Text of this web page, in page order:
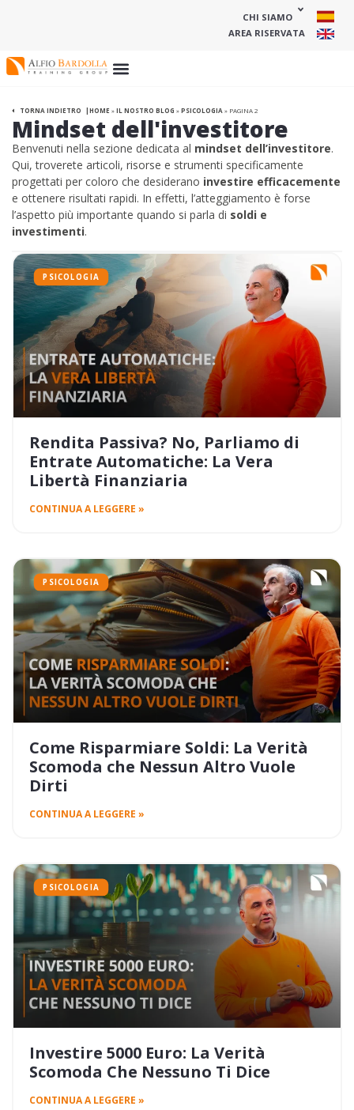
CHI SIAMO
AREA RISERVATA
TORNA INDIETRO HOME »IL NOSTRO BLOG »PSICOLOGIA » PAGINA 2
Mindset dell'investitore
Benvenuti nella sezione dedicata al mindset dell’investitore.
Qui, troverete articoli, risorse e strumenti specificamente
progettati per coloro che desiderano investire efficacemente
e ottenere risultati rapidi. In effetti, l’atteggiamento è forse
l’aspetto più importante quando si parla di soldi e
investimenti.
PSICOLOGIA
Rendita Passiva? No, Parliamo di
Entrate Automatiche: La Vera
Libertà Finanziaria
CONTINUA A LEGGERE »
PSICOLOGIA
Come Risparmiare Soldi: La Verità
Scomoda che Nessun Altro Vuole
Dirti
CONTINUA A LEGGERE »
PSICOLOGIA
Investire 5000 Euro: La Verità
Scomoda Che Nessuno Ti Dice
CONTINUA A LEGGERE »